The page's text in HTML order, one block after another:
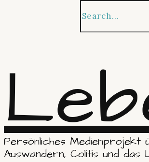
Persönliches Medienprojekt
Auswandern, Colitis und das